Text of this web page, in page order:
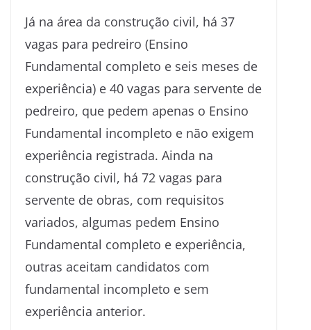
Já na área da construção civil, há 37
vagas para pedreiro (Ensino
Fundamental completo e seis meses de
experiência) e 40 vagas para servente de
pedreiro, que pedem apenas o Ensino
Fundamental incompleto e não exigem
experiência registrada. Ainda na
construção civil, há 72 vagas para
servente de obras, com requisitos
variados, algumas pedem Ensino
Fundamental completo e experiência,
outras aceitam candidatos com
fundamental incompleto e sem
experiência anterior.